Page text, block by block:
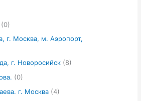
(0)
г. Москва, м. Аэропорт,
г. Новоросийск (8)
(0)
г. Москва (4)